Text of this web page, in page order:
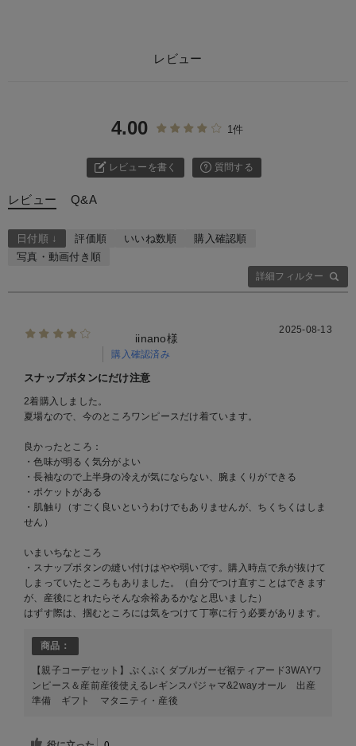
レビュー
4.00 1件
レビューを書く 質問する
レビュー Q&A
詳細フィルター
日付順 ↓ 評価順 いいね数順
購入確認順
写真・動画付き順
iinano様
購入確認済み
2025-08-13
スナップボタンにだけ注意
2着購入しました。
夏場なので、今のところワンピースだけ着ています。
良かったところ：
・色味が明るく気分がよい
・長袖なので上半身の冷えが気にならない、腕まくりができる
・ポケットがある
・肌触り（すごく良いというわけでもありませんが、ちくちくはしま
せん）
いまいちなところ
・スナップボタンの縫い付けはやや弱いです。購入時点で糸が抜けて
しまっていたところもありました。（自分でつけ直すことはできます
が、産後にとれたらそんな余裕あるかなと思いました）
はずす際は、掴むところには気をつけて丁寧に行う必要があります。
商品：
【親子コーデセット】ぷくぷくダブルガーゼ裾ティアード3WAYワ
ンピース＆産前産後使えるレギンスパジャマ&2wayオール 出産
準備 ギフト マタニティ・産後